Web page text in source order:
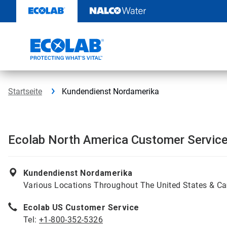
Inhalt
Startseite Kundendienst Nordamerika
Ecolab North America Customer Service
Kundendienst Nordamerika
Various Locations Throughout The United States &
Ecolab US Customer Service
Tel: +1-800-352-5326